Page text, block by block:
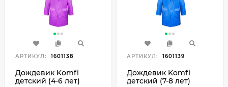
АРТИКУЛ: 1601138
Дождевик Komfi
детский (4-6 лет)
АРТИКУЛ: 1601139
Дождевик Komfi
детский (7-8 лет)